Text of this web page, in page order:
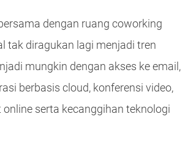
dengan ruang coworking
tak diragukan lagi menjadi tren
mungkin dengan akses ke email,
berbasis cloud, konferensi video,
serta kecanggihan teknologi